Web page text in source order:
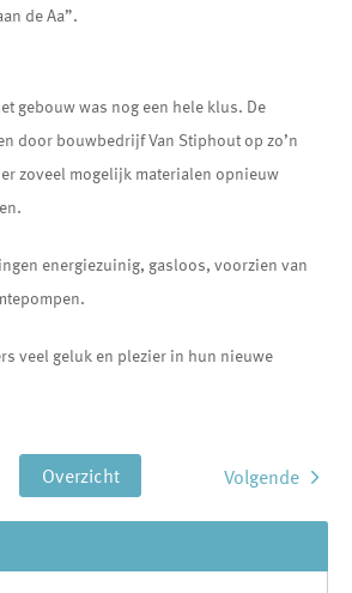
de Aa”.
gebouw was nog een hele klus. De
door bouwbedrijf Van Stiphout op zo’n
zoveel mogelijk materialen opnieuw
energiezuinig, gasloos, voorzien van
veel geluk en plezier in hun nieuwe
Volgende
Overzicht